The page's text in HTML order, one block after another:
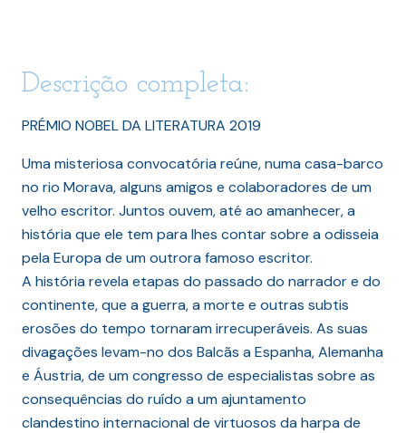
Descrição completa:
PRÉMIO NOBEL DA LITERATURA 2019
Uma misteriosa convocatória reúne, numa casa-barco
no rio Morava, alguns amigos e colaboradores de um
velho escritor. Juntos ouvem, até ao amanhecer, a
história que ele tem para lhes contar sobre a odisseia
pela Europa de um outrora famoso escritor.
A história revela etapas do passado do narrador e do
continente, que a guerra, a morte e outras subtis
erosões do tempo tornaram irrecuperáveis. As suas
divagações levam-no dos Balcãs a Espanha, Alemanha
e Áustria, de um congresso de especialistas sobre as
consequências do ruído a um ajuntamento
clandestino internacional de virtuosos da harpa de